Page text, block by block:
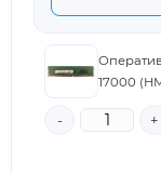
17000
- +